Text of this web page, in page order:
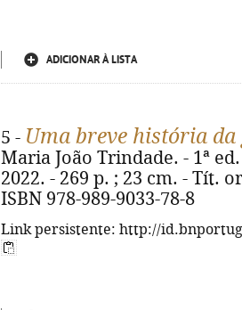
ADICIONAR À LISTA
5 - Uma breve história
Maria João Trindade. - 1ª
2022. - 269 p. ; 23 cm. - Tít.
ISBN 978-989-9033-78-8
Link persistente: http://